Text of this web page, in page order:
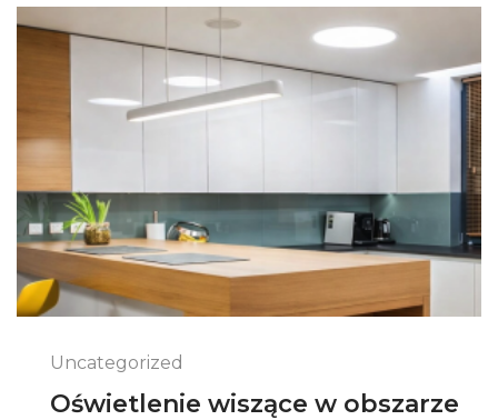
Uncategorized
Oświetlenie wiszące w obszarze